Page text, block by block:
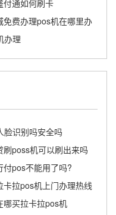
付通如何刷卡
费办理pos机在哪里办
办理
脸识别吗安全吗
poss机可以刷出来吗
付pos不能用了吗?
卡拉pos机上门办理热线
哪买拉卡拉pos机